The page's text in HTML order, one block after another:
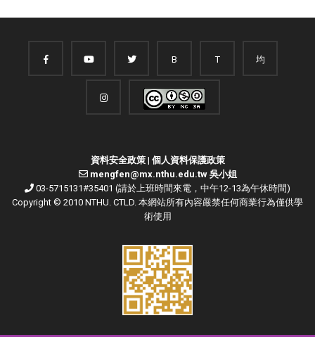
B T 均
資料安全政策| 個人資料保護政策
mengfen@mx.nthu.edu.tw 吳小姐
03-5715131#35401 (請於上班時間來電，中午12-13為午休時間)
Copyright © 2010 NTHU. CTLD. 本網站所有內容嚴禁任何商業行為僅供學
術使用